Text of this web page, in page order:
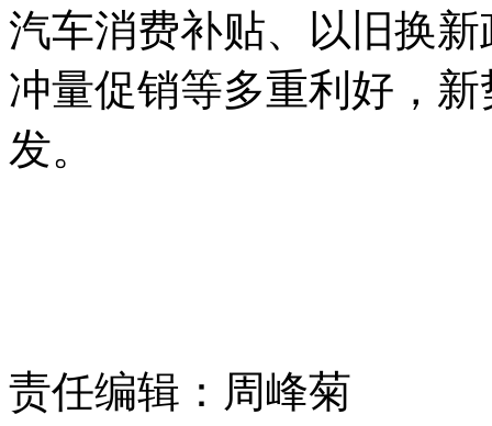
汽车消费补贴、以旧换
冲量促销等多重利好，
发。
责任编辑：周峰菊